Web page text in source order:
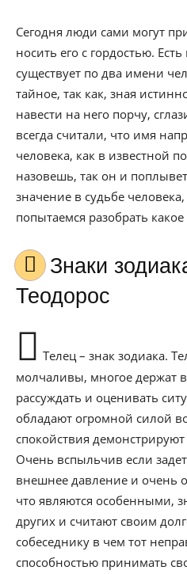
Сегодня люди сами могут
носить его с гордостью.
существует по два имени
тайное, так как, зная
навести на него порчу,
всегда считали, что имя
человека, как в известной
назовешь, так он и
значение в судьбе
попытаемся разобрать
Знаки зодиака для имени
Теодорос
Телец – знак зодиака.
молчаливы, многое держат в
рассуждать и оценивать
обладают огромной силой
спокойствия
Очень вспыльчив если
внешнее давление и очень
что являются особенными,
других и считают своим
собеседнику в чем тот
способностью принимать